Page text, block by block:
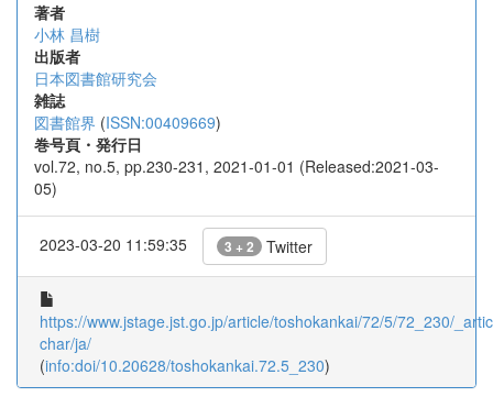
著者
小林 昌樹
出版者
日本図書館研究会
雑誌
図書館界 (ISSN:00409669)
巻号頁・発行日
vol.72, no.5, pp.230-231, 2021-01-01 (Released:2021-03-
05)
2023-03-20 11:59:35 3 + 2 Twitter
https://www.jstage.jst.go.jp/article/toshokankai/72/5/72_230/
char/ja/
(info:doi/10.20628/toshokankai.72.5_230)